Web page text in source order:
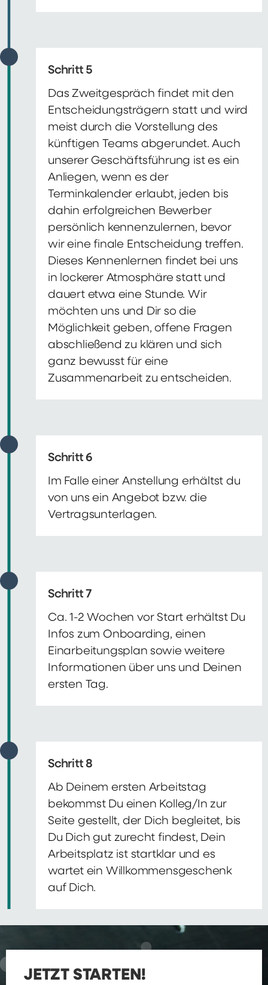
Schritt 5
Das Zweitgespräch findet mit den
Entscheidungsträgern statt und wird
meist durch die Vorstellung des
künftigen Teams abgerundet. Auch
unserer Geschäftsführung ist es ein
Anliegen, wenn es der
Terminkalender erlaubt, jeden bis
dahin erfolgreichen Bewerber
persönlich kennenzulernen, bevor
wir eine finale Entscheidung treffen.
Dieses Kennenlernen findet bei uns
in lockerer Atmosphäre statt und
dauert etwa eine Stunde. Wir
möchten uns und Dir so die
Möglichkeit geben, offene Fragen
abschließend zu klären und sich
ganz bewusst für eine
Zusammenarbeit zu entscheiden.
Schritt 6
Im Falle einer Anstellung erhältst du
von uns ein Angebot bzw. die
Vertragsunterlagen.
Schritt 7
Ca. 1-2 Wochen vor Start erhältst Du
Infos zum Onboarding, einen
Einarbeitungsplan sowie weitere
Informationen über uns und Deinen
ersten Tag.
Schritt 8
Ab Deinem ersten Arbeitstag
bekommst Du einen Kolleg/In zur
Seite gestellt, der Dich begleitet, bis
Du Dich gut zurecht findest, Dein
Arbeitsplatz ist startklar und es
wartet ein Willkommensgeschenk
auf Dich.
JETZT STARTEN!